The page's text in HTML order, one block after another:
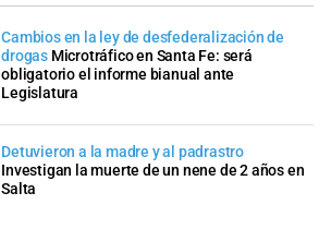
Cambios en la ley de desfederalización de
drogas Microtráfico en Santa Fe: será
obligatorio el informe bianual ante
Legislatura
Detuvieron a la madre y al padrastro
Investigan la muerte de un nene de 2 años en
Salta